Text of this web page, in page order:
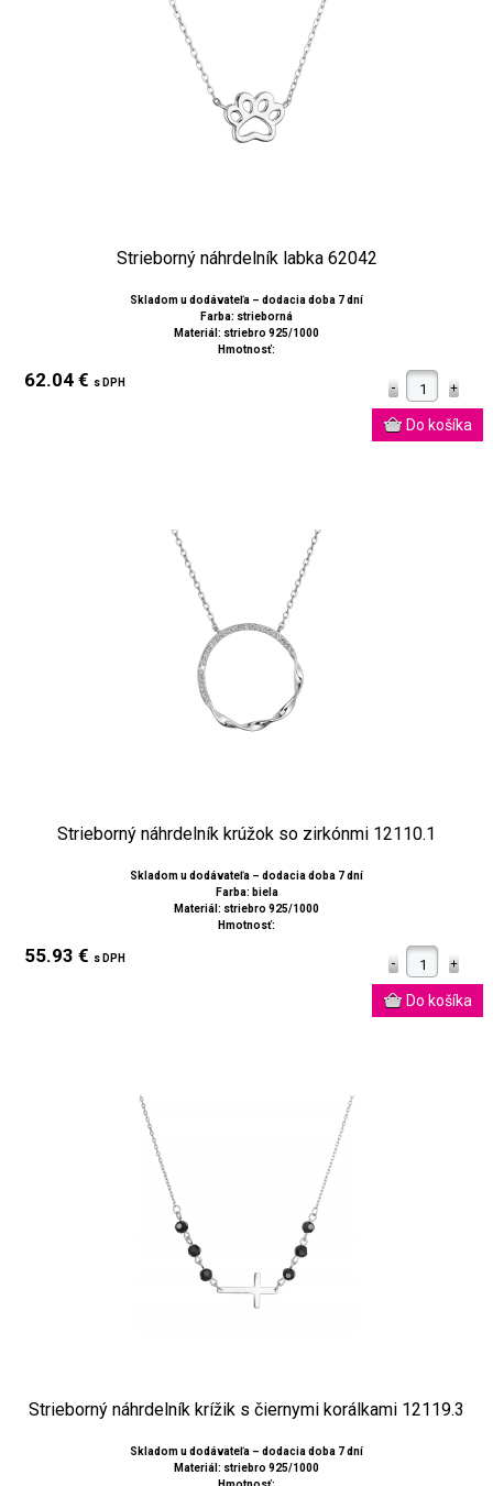
Strieborný náhrdelník labka 62042
Skladom u dodávateľa – dodacia doba 7 dní
Farba: strieborná
Materiál: striebro 925/1000
Hmotnosť:
62.04 € s DPH
Strieborný náhrdelník krúžok so zirkónmi 12110.1
Skladom u dodávateľa – dodacia doba 7 dní
Farba: biela
Materiál: striebro 925/1000
Hmotnosť:
55.93 € s DPH
Strieborný náhrdelník krížik s čiernymi korálkami 12119.3
Skladom u dodávateľa – dodacia doba 7 dní
Materiál: striebro 925/1000